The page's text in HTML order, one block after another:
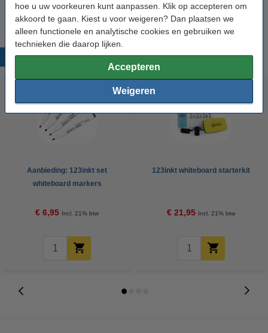
hoe u uw voorkeuren kunt aanpassen. Klik op accepteren om
akkoord te gaan. Kiest u voor weigeren? Dan plaatsen we
alleen functionele en analytische cookies en gebruiken we
technieken die daarop lijken.
Accepteren
Weigeren
Let op: Dit artikel wordt vanwege het formaat binnen 3 werkdagen
geleverd.
Populaire producten
Aanbieding: 123inkt set
whiteboard markers
rond)
€ 6,95 Incl. 21% btw
123inkt whiteboard starterkit
€ 21,95 Incl. 21% btw